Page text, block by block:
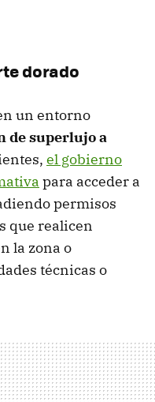
dorado
un entorno
de superlujo a
el gobierno
para acceder a
permisos
que realicen
la zona o
técnicas o